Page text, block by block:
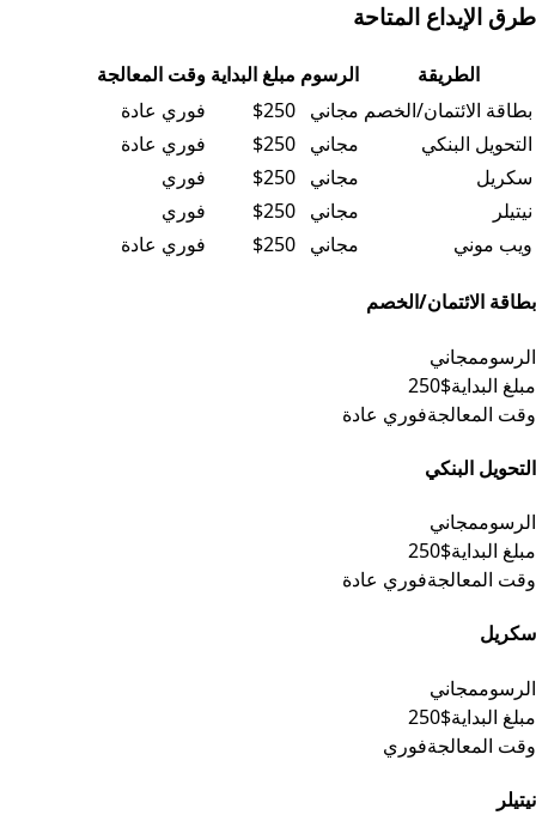
طرق الإيداع المتاحة
جدول البيانات
الطريقة الرسوم مبلغ البداية وقت المعالجة
بطاقة الائتمان/الخصم مجاني $250
فوري عادة
التحويل البنكي
مجاني $250
فوري عادة
سكريل
مجاني $250
فوري
نيتيلر
مجاني $250
فوري
ويب موني
مجاني $250 فوري عادة
بطاقة الائتمان/الخصم
الرسوممجاني
مبلغ البداية$250
وقت المعالجةفوري عادة
التحويل البنكي
الرسوممجاني
مبلغ البداية$250
وقت المعالجةفوري عادة
سكريل
الرسوممجاني
مبلغ البداية$250
وقت المعالجةفوري
نيتيلر